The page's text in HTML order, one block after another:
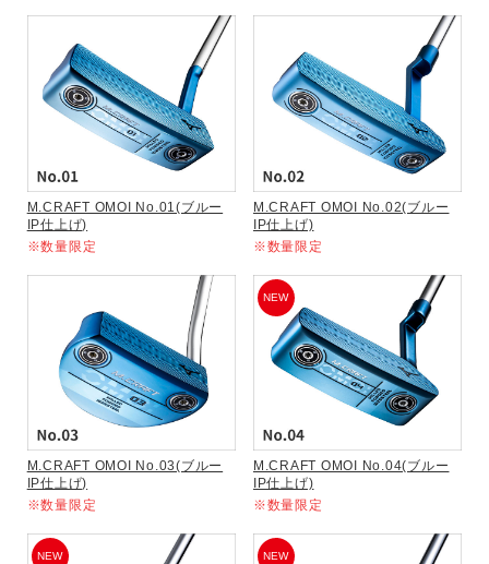
M.CRAFT OMOI No.01(ブルー
IP仕上げ)
※数量限定
M.CRAFT OMOI No.02(ブルー
IP仕上げ)
※数量限定
M.CRAFT OMOI No.03(ブルー
IP仕上げ)
※数量限定
NEW
M.CRAFT OMOI No.04(ブルー
IP仕上げ)
※数量限定
NEW NEW